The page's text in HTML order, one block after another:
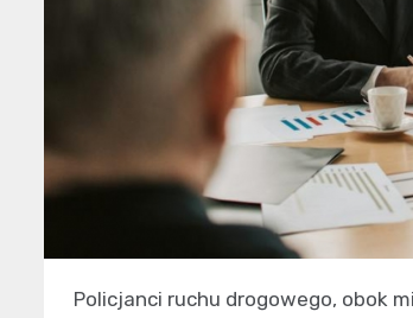
Policjanci ruchu drogowego, obok